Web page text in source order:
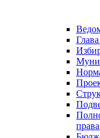
права